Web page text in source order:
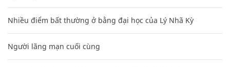
Nhiều điểm bất thường ở bằng đại học của Lý Nhã Kỳ
Người lãng mạn cuối cùng